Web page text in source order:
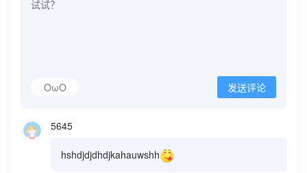
OωO 发送评论
5645
hshdjdjdhdjkahauwshh